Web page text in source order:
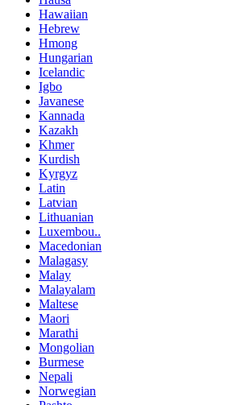
Hawaiian
Hebrew
Hmong
Hungarian
Icelandic
Igbo
Javanese
Kannada
Kazakh
Khmer
Kurdish
Kyrgyz
Latin
Latvian
Lithuanian
Luxembou..
Macedonian
Malagasy
Malay
Malayalam
Maltese
Maori
Marathi
Mongolian
Burmese
Nepali
Norwegian